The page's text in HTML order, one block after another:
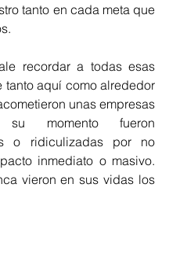
tanto en cada meta que
recordar a todas esas
tanto aquí como alrededor
unas empresas
momento fueron
o ridiculizadas por no
inmediato o masivo.
vieron en sus vidas los